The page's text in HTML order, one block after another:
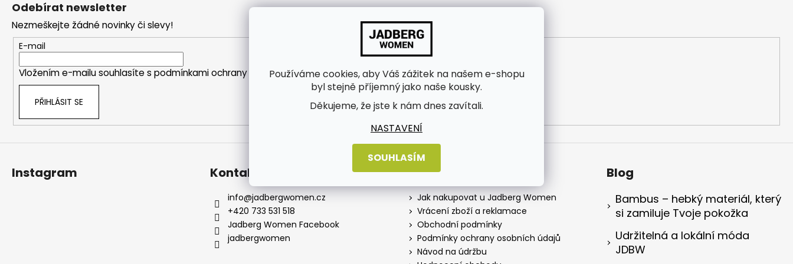
Používáme cookies, aby Váš zážitek na našem e-shopu
byl stejně příjemný jako naše kousky.
Děkujeme, že jste k nám dnes zavítali.
NASTAVENÍ
SOUHLASÍM
a
j
?
Odebírat newsletter
Nezmeškejte žádné novinky či slevy!
E-mail
Vložením e-mailu souhlasíte s podmínkami ochrany osobních údajů
PŘIHLÁSIT SE
Instagram Kontakt
info@jadbergwomen.cz
+420 733 531 518
Jadberg Women Facebook
jadbergwomen
Informace pro vás
Jak nakupovat u Jadberg Women
Vrácení zboží a reklamace
Obchodní podmínky
Podmínky ochrany osobních údajů
Návod na údržbu
Blog
Bambus – hebký materiál, který
si zamiluje Tvoje pokožka
Udržitelná a lokální móda
JDBW